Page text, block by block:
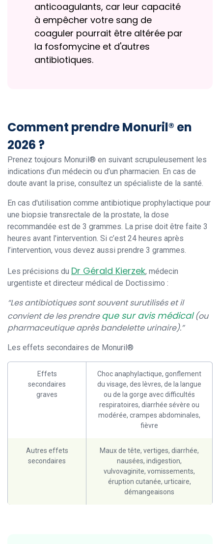
anticoagulants, car leur capacité
à empêcher votre sang de
coaguler pourrait être altérée par
la fosfomycine et d'autres
antibiotiques.
Comment prendre Monuril® en
2026 ?
Prenez toujours Monuril® en suivant scrupuleusement les
indications d’un médecin ou d’un pharmacien. En cas de
doute avant la prise, consultez un spécialiste de la santé.
En cas d'utilisation comme antibiotique prophylactique pour
une biopsie transrectale de la prostate, la dose
recommandée est de 3 grammes. La prise doit être faite 3
heures avant l'intervention. Si c’est 24 heures après
l’intervention, vous devez aussi prendre 3 grammes.
Les précisions du Dr Gérald Kierzek, médecin
urgentiste et directeur médical de Doctissimo :
“Les antibiotiques sont souvent surutilisés et il
convient de les prendreque sur avis médical(ou
pharmaceutique après bandelette urinaire).”
Les effets secondaires de Monuril®
Effets
secondaires
graves
Choc anaphylactique, gonflement
du visage, des lèvres, de la langue
ou de la gorge avec difficultés
respiratoires, diarrhée sévère ou
modérée, crampes abdominales,
fièvre
Autres effets
secondaires
Maux de tête, vertiges, diarrhée,
nausées, indigestion,
vulvovaginite, vomissements,
éruption cutanée, urticaire,
démangeaisons